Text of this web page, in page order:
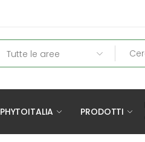
PHYTOITALIA PRODOTTI